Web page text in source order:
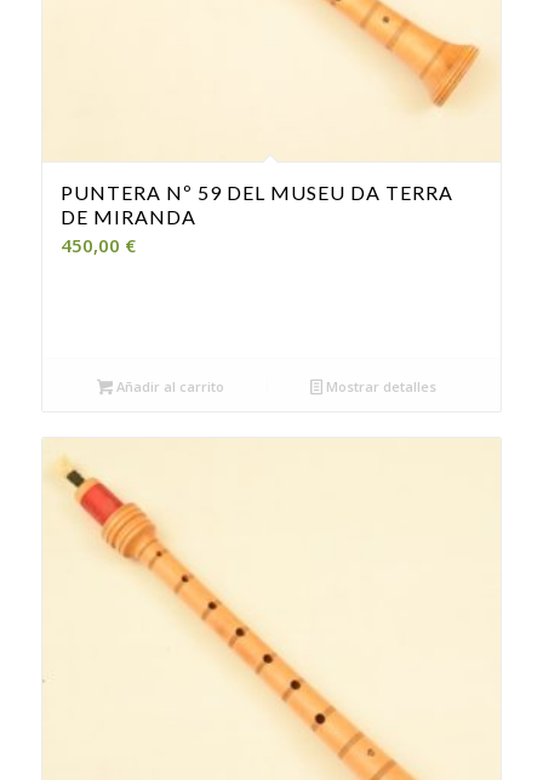
PUNTERA Nº 59 DEL MUSEU DA TERRA
DE MIRANDA
450,00 €
Añadir al carrito Mostrar detalles